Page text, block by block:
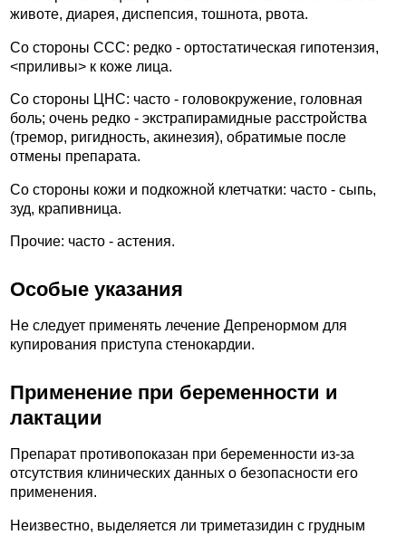
животе, диарея, диспепсия, тошнота, рвота.
Со стороны ССС: редко - ортостатическая гипотензия,
<приливы> к коже лица.
Со стороны ЦНС: часто - головокружение, головная
боль; очень редко - экстрапирамидные расстройства
(тремор, ригидность, акинезия), обратимые после
отмены препарата.
Со стороны кожи и подкожной клетчатки: часто - сыпь,
зуд, крапивница.
Прочие: часто - астения.
Особые указания
Не следует применять лечение Депренормом для
купирования приступа стенокардии.
Применение при беременности и
лактации
Препарат противопоказан при беременности из-за
отсутствия клинических данных о безопасности его
применения.
Неизвестно, выделяется ли триметазидин с грудным